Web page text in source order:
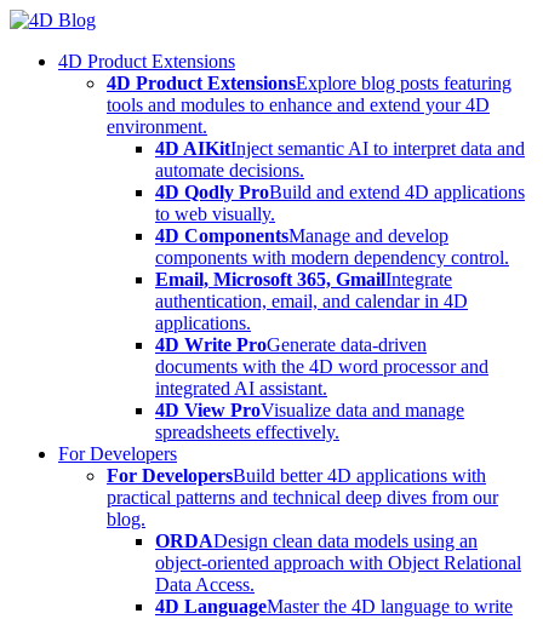
Skip
content4D Product Extensions
4D Product ExtensionsExplore blog posts featuring
tools and modules to enhance and extend your 4D
environment.
4D AIKitInject semantic AI to interpret data and
automate decisions.
4D Qodly ProBuild and extend 4D applications
to web visually.
4D ComponentsManage and develop
components with modern dependency control.
Email, Microsoft 365, GmailIntegrate
authentication, email, and calendar in 4D
applications.
4D Write ProGenerate data-driven
documents with the 4D word processor and
integrated AI assistant.
4D View ProVisualize data and manage
spreadsheets effectively.
For Developers
For DevelopersBuild better 4D applications with
practical patterns and technical deep dives from our
blog.
ORDADesign clean data models using an
object-oriented approach with Object Relational
Data Access.
4D LanguageMaster the 4D language to write